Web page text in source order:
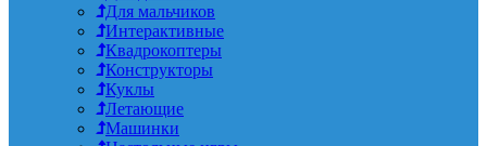
Для мальчиков
Интерактивные
Квадрокоптеры
Конструкторы
Куклы
Летающие
Машинки